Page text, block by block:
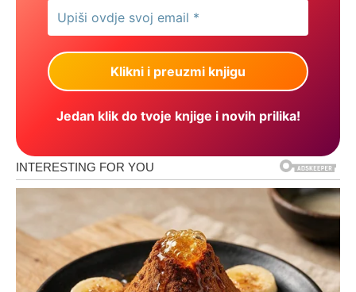
Jedan klik do tvoje knjige i novih prilika!